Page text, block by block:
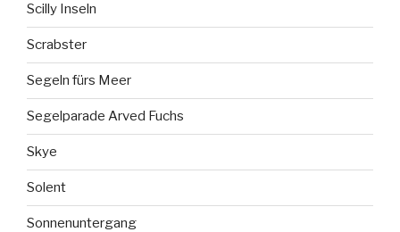
Scilly Inseln
Scrabster
Segeln fürs Meer
Segelparade Arved Fuchs
Skye
Solent
Sonnenuntergang